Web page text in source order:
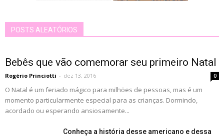
POSTS ALEATÓRIOS
Bebês que vão comemorar seu primeiro Natal
Rogério Princiotti - dez 13, 2016 0
O Natal é um feriado mágico para milhões de pessoas, mas é um
momento particularmente especial para as crianças. Dormindo,
acordado ou esperando ansiosamente...
Conheça a história desse americano e dessa